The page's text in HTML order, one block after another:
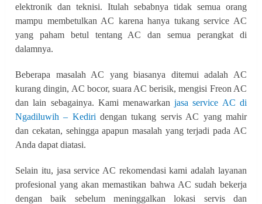
elektronik dan teknisi. Itulah sebabnya tidak semua orang
mampu membetulkan AC karena hanya tukang service AC
yang paham betul tentang AC dan semua perangkat di
dalamnya.
Beberapa masalah AC yang biasanya ditemui adalah AC
kurang dingin, AC bocor, suara AC berisik, mengisi Freon AC
dan lain sebagainya. Kami menawarkanjasa service AC di
Ngadiluwih – Kediri dengan tukang servis AC yang mahir
dan cekatan, sehingga apapun masalah yang terjadi pada AC
Anda dapat diatasi.
Selain itu, jasa service AC rekomendasi kami adalah layanan
profesional yang akan memastikan bahwa AC sudah bekerja
dengan baik sebelum meninggalkan lokasi servis dan